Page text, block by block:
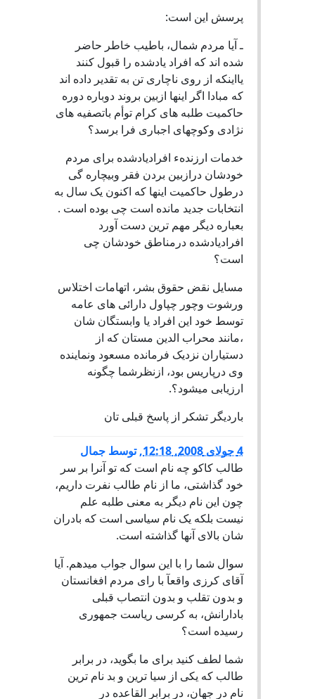
پرسش این است:
ـ آیا مردم شمال، باطیب خاطر حاضر
شده اند که افراد یادشده را قبول کنند
یااینکه از روی ناچاری تن به تقدیر داده اند
که مبادا اگر اینها ازبین بروند دوباره دوره
حاکمیت طلبه های کرام توأم باتصفیه های
نژادی وکوچهای اجباری فرا برسد؟
خدمات ارزندهء افرادیادشده برای مردم
خودشان درازبین بردن فقر وبیچاره گی
درطول حاکمیت اینها که اکنون یک سال به
انتخابات جدید مانده است چی بوده است .
بعباره دیگر مهم ترین دست آورد
افرادیادشده درمناطق خودشان چی
است؟
مسایل نقض حقوق بشر، اتهامات اختلاس
ورشوت وچور چپاول دارائی های عامه
توسط خود این افراد یا وابستگان شان
،مانند محراب الدین مستان که از
دستیاران نزدیک فرمانده مسعود ونماینده
وی درپاریس بود، ازنظرشما چگونه
ارزیابی میشود؟.
باردیگر تشکر از پاسخ قبلی تان
4 جولای 2008, 12:18 ,توسط جمال
طالب کاکو چه نام است که تو آنرا بر سر
خود گذاشتی، ما از نام طالب نفرت داریم،
چون این نام دیگر به معنی طلبه علم
نیست بلکه یک نام سیاسی است که بادران
شان بالای آنها گذاشته است.
سوال شما را با این سوال جواب میدهم. آیا
آقای کرزی واقعآ با رای مردم افغانستان
و بدون تقلب و بدون انتصاب قبلی
بادارانش، به کرسی ریاست جمهوری
رسیده است؟
شما لطف کنید برای ما بگوید، در برابر
طالب که یکی از سیا ترین و بد نام ترین
نام در جهان، در برابر القاعده در